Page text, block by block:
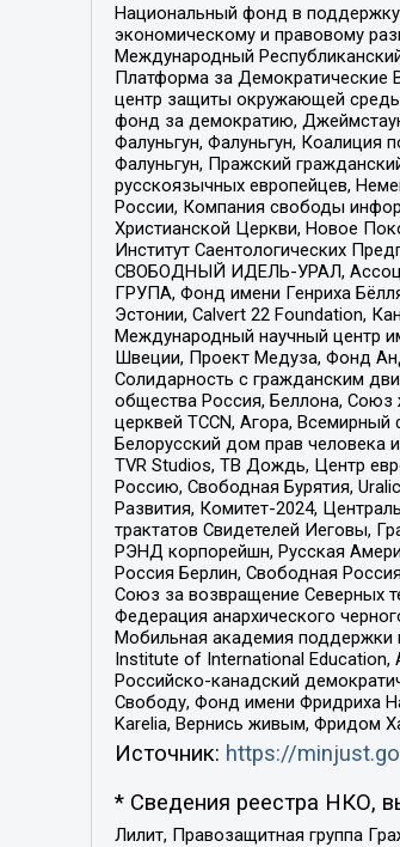
Национальный фонд в
экономическому и правовому
Международный
Платформа за Демократические
центр защиты окружающей среды
фонд за демократию,
Фалуньгун, Фалуньгун, Коалиция
Фалуньгун, Пражский
русскоязычных европейцев,
России, Компания свободы
Христианской Церкви, Новое
Институт Саентологических
СВОБОДНЫЙ ИДЕЛЬ-УРАЛ,
ГРУПА, Фонд имени Генриха
Эстонии, Calvert 22 Foundation,
Международный научный центр
Швеции, Проект Медуза, Фонд
Солидарность с гражданским
общества Россия, Беллона, Союз
церквей TCCN, Агора,
Белорусский дом прав человека
TVR Studios, ТВ Дождь, Центр
Россию, Свободная Бурятия,
Развития, Комитет-2024,
трактатов Свидетелей Иеговы,
РЭНД корпорейшн, Русская
Россия Берлин, Свободная
Союз за возвращение Северных
Федерация анархического
Мобильная академия поддержки
Institute of International
Российско-канадский
Свободу, Фонд имени Фридриха
Karelia, Вернись живым, Фридом
Источник: https://
* Сведения реестра НКО,
Лилит, Правозащитная группа